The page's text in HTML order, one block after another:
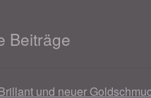
Beiträge
und neuer